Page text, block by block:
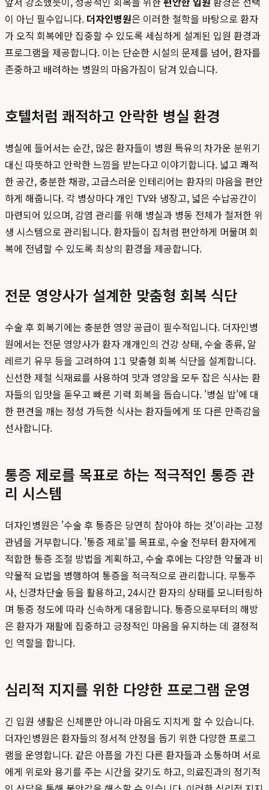
이 아닌 필수입니다. 더자인병원은 이러한 철학을 바탕으로 환자
가 오직 회복에만 집중할 수 있도록 세심하게 설계된 입원 환경과
프로그램을 제공합니다. 이는 단순한 시설의 문제를 넘어, 환자를
존중하고 배려하는 병원의 마음가짐이 담겨 있습니다.
호텔처럼 쾌적하고 안락한 병실 환경
병실에 들어서는 순간, 많은 환자들이 병원 특유의 차가운 분위기
대신 따뜻하고 안락한 느낌을 받는다고 이야기합니다. 넓고 쾌적
한 공간, 충분한 채광, 고급스러운 인테리어는 환자의 마음을 편안
하게 해줍니다. 각 병상마다 개인 TV와 냉장고, 넓은 수납공간이
마련되어 있으며, 감염 관리를 위해 병실과 병동 전체가 철저한 위
생 시스템으로 관리됩니다. 환자들이 집처럼 편안하게 머물며 회
복에 전념할 수 있도록 최상의 환경을 제공합니다.
전문 영양사가 설계한 맞춤형 회복 식단
수술 후 회복기에는 충분한 영양 공급이 필수적입니다. 더자인병
원에서는 전문 영양사가 환자 개개인의 건강 상태, 수술 종류, 알
레르기 유무 등을 고려하여 1:1 맞춤형 회복 식단을 설계합니다.
신선한 제철 식재료를 사용하여 맛과 영양을 모두 잡은 식사는 환
자들의 입맛을 돋우고 빠른 기력 회복을 돕습니다. '병실 밥'에 대
한 편견을 깨는 정성 가득한 식사는 환자들에게 또 다른 만족감을
선사합니다.
통증 제로를 목표로 하는 적극적인 통증 관
리 시스템
더자인병원은 '수술 후 통증은 당연히 참아야 하는 것'이라는 고정
관념을 거부합니다. '통증 제로'를 목표로, 수술 전부터 환자에게
적합한 통증 조절 방법을 계획하고, 수술 후에는 다양한 약물과 비
약물적 요법을 병행하여 통증을 적극적으로 관리합니다. 무통주
사, 신경차단술 등을 활용하고, 24시간 환자의 상태를 모니터링하
며 통증 정도에 따라 신속하게 대응합니다. 통증으로부터의 해방
은 환자가 재활에 집중하고 긍정적인 마음을 유지하는 데 결정적
인 역할을 합니다.
심리적 지지를 위한 다양한 프로그램 운영
긴 입원 생활은 신체뿐만 아니라 마음도 지치게 할 수 있습니다.
더자인병원은 환자들의 정서적 안정을 돕기 위한 다양한 프로그
램을 운영합니다. 같은 아픔을 가진 다른 환자들과 소통하며 서로
에게 위로와 용기를 주는 시간을 갖기도 하고, 의료진과의 정기적